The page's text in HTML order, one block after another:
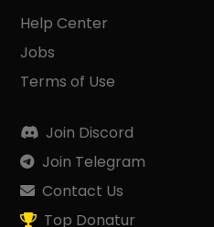
Help Center
Jobs
Terms of Use
Join Discord
Join Telegram
Contact Us
Top Donatur